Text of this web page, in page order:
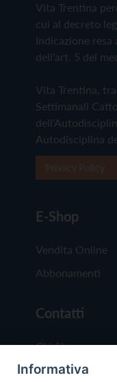
Vita Trentina
cui al decreto
Indicazione
dell'art. 5 del
Vita Trentina,
Settimanali
Autodisciplina
E-Shop
Vendita Online
Abbonamenti
Contatti
Chi Siamo
Redazione
Informativa